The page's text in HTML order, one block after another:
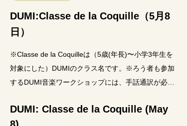
DUMI:Classe de la Coquille（5月8
日）
※Classe de la Coquilleは（5歳(年長)〜小学3年生を
対象にした）DUMIのクラス名です。※ろう者も参加
するDUMI音楽ワークショップには、手話通訳が必ず
DUMI: Classe de la Coquille (May